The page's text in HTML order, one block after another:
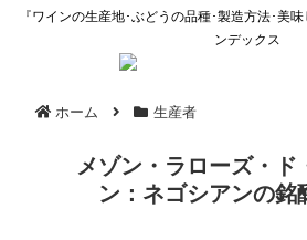
『ワインの生産地･ぶどうの品種･製造方法･美
ンデックス
ホーム 生産者
メゾン・ラローズ・ド
ン：ネゴシアンの銘